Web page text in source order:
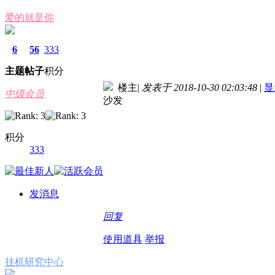
爱的就是你
6
主题
56
帖子
333
积分
中级会员
积分
333
发消息
楼主| 发表于 2018-10-30 02:03:48 |
沙发
回复
使用道具 举报
挂机研究中心